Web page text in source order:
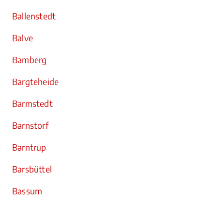
Ballenstedt
Balve
Bamberg
Bargteheide
Barmstedt
Barnstorf
Barntrup
Barsbüttel
Bassum